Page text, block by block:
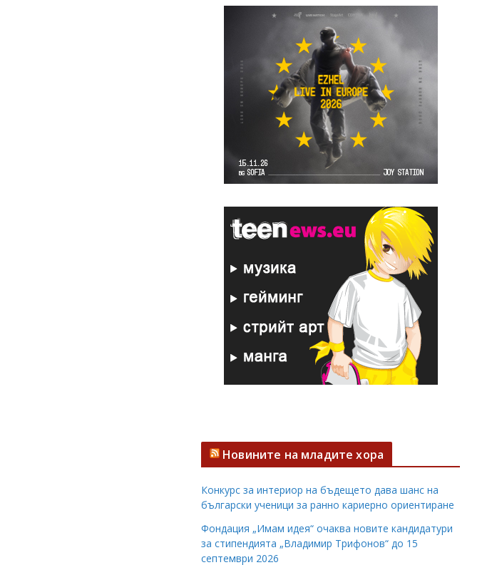
Новините на младите хора
Конкурс за интериор на бъдещето дава шанс на
български ученици за ранно кариерно ориентиране
Фондация „Имам идея“ очаква новите кандидатури
за стипендията „Владимир Трифонов“ до 15
септември 2026